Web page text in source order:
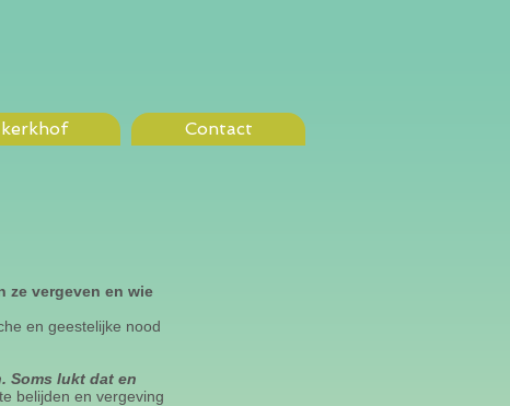
Contact
ze vergeven en wie
en geestelijke nood
Soms lukt dat en
belijden en vergeving